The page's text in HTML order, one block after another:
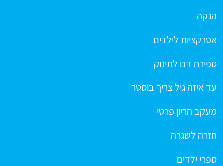
הנקה
אטרקציות לילדים
ספירת דם לתינוק
עד איזה גיל צריך בוסטר
מעקב הריון פרטי
חזרה לשגרה
ספרי ילדים